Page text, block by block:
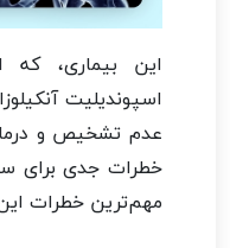
این بیماری، که
اسپوندیلیت
عدم تشخیص و
خطرات جدی برای
مهم‌ترین خطرات